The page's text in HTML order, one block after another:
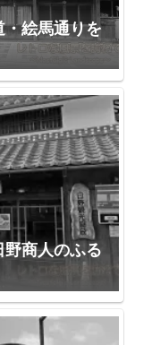
・絵馬通りを
商人のふる